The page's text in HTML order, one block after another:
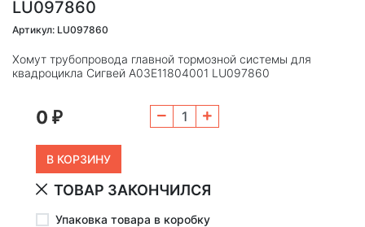
LU097860
Артикул: LU097860
Хомут трубопровода главной тормозной системы для
квадроцикла Сигвей A03E11804001 LU097860
0 ₽
ТОВАР ЗАКОНЧИЛСЯ
Упаковка товара в коробку